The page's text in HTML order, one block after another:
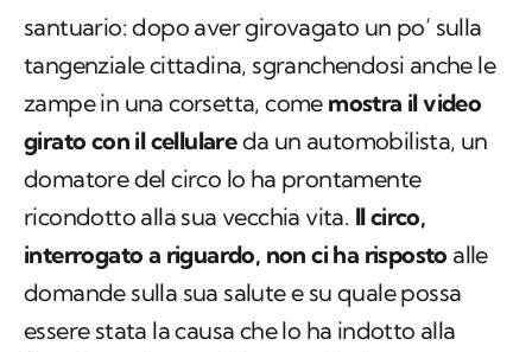
santuario: dopo aver girovagato un po’ sulla
tangenziale cittadina, sgranchendosi anche le
zampe in una corsetta, come mostra il video
girato con il cellulareda un automobilista, un
domatore del circo lo ha prontamente
ricondotto alla sua vecchia vita. Il circo,
interrogato a riguardo, non ci ha risposto alle
domande sulla sua salute e su quale possa
essere stata la causa che lo ha indotto alla